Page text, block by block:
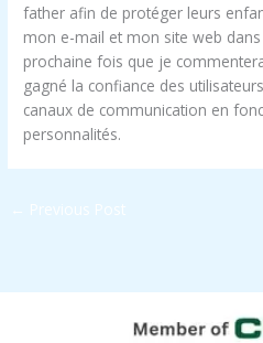
father afin de protéger leurs
mon e-mail et mon site web
prochaine fois que je
gagné la confiance des
canaux de communication en
personnalités.
← Previous Post